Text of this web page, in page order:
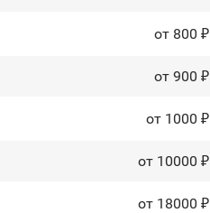
от 800 ₽
от 900 ₽
от 1000 ₽
от 10000 ₽
от 18000 ₽